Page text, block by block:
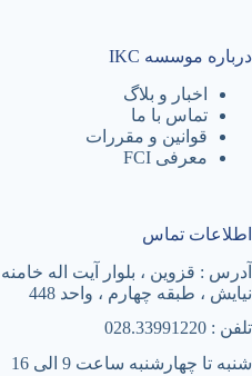
درباره موسسه IKC
اخبار و بلاگ
تماس با ما
قوانین و مقررات
معرفی FCI
اطلاعات تماس
آدرس : قزوین ، بلوار آیت اله
نیایش ، طبقه چهارم ، واحد 448
تلفن : 028.33991220
شنبه تا چهارشنبه ساعت 9 الی 16